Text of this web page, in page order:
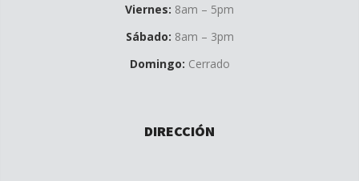
Viernes: 8am – 5pm
Sábado: 8am – 3pm
Domingo: Cerrado
DIRECCIÓN